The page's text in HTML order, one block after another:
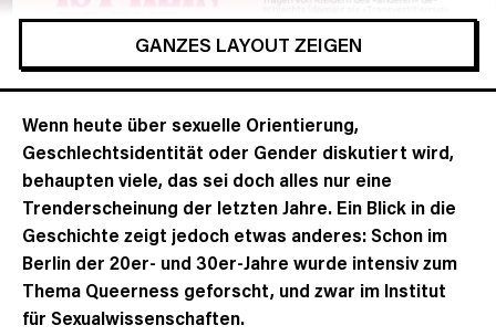
GANZES LAYOUT ZEIGEN
Wenn heute über sexuelle Orientierung,
Geschlechtsidentität oder Gender diskutiert wird,
behaupten viele, das sei doch alles nur eine
Trenderscheinung der letzten Jahre. Ein Blick in die
Geschichte zeigt jedoch etwas anderes: Schon im
Berlin der 20er- und 30er-Jahre wurde intensiv zum
Thema Queerness geforscht, und zwar im Institut
für Sexualwissenschaften.